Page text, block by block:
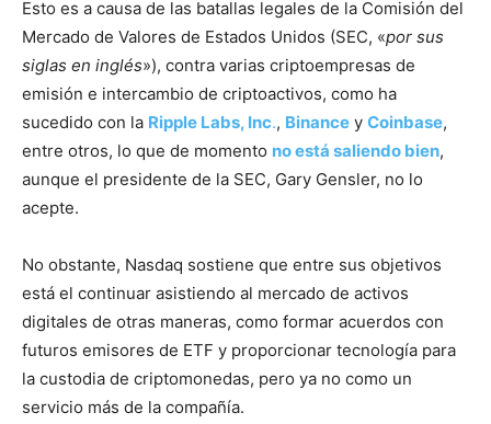
Esto es a causa de las batallas legales de la Comisión del
Mercado de Valores de Estados Unidos (SEC, «por sus
siglas en inglés»), contra varias criptoempresas de
emisión e intercambio de criptoactivos, como ha
sucedido con la Ripple Labs, Inc., Binance y Coinbase,
entre otros, lo que de momento no está saliendo bien,
aunque el presidente de la SEC, Gary Gensler, no lo
acepte.
No obstante, Nasdaq sostiene que entre sus objetivos
está el continuar asistiendo al mercado de activos
digitales de otras maneras, como formar acuerdos con
futuros emisores de ETF y proporcionar tecnología para
la custodia de criptomonedas, pero ya no como un
servicio más de la compañía.